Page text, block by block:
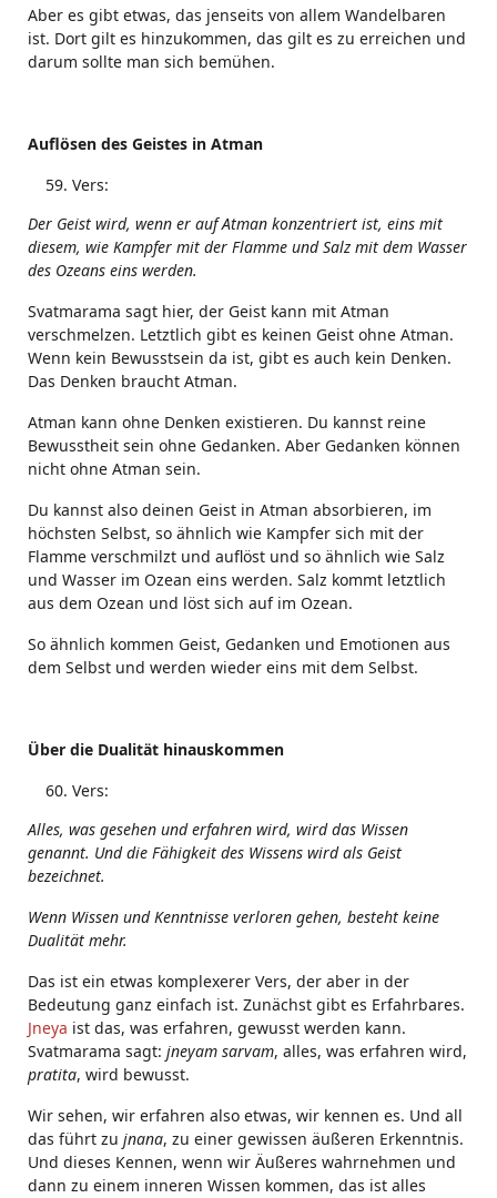
Aber es gibt etwas, das jenseits von allem Wandelbaren
ist. Dort gilt es hinzukommen, das gilt es zu erreichen und
darum sollte man sich bemühen.
Auflösen des Geistes in Atman
Vers:
Der Geist wird, wenn er auf Atman konzentriert ist, eins mit
diesem, wie Kampfer mit der Flamme und Salz mit dem Wasser
des Ozeans eins werden.
Svatmarama sagt hier, der Geist kann mit Atman
verschmelzen. Letztlich gibt es keinen Geist ohne Atman.
Wenn kein Bewusstsein da ist, gibt es auch kein Denken.
Das Denken braucht Atman.
Atman kann ohne Denken existieren. Du kannst reine
Bewusstheit sein ohne Gedanken. Aber Gedanken können
nicht ohne Atman sein.
Du kannst also deinen Geist in Atman absorbieren, im
höchsten Selbst, so ähnlich wie Kampfer sich mit der
Flamme verschmilzt und auflöst und so ähnlich wie Salz
und Wasser im Ozean eins werden. Salz kommt letztlich
aus dem Ozean und löst sich auf im Ozean.
So ähnlich kommen Geist, Gedanken und Emotionen aus
dem Selbst und werden wieder eins mit dem Selbst.
Über die Dualität hinauskommen
Vers:
Alles, was gesehen und erfahren wird, wird das Wissen
genannt. Und die Fähigkeit des Wissens wird als Geist
bezeichnet.
Wenn Wissen und Kenntnisse verloren gehen, besteht keine
Dualität mehr.
Das ist ein etwas komplexerer Vers, der aber in der
Bedeutung ganz einfach ist. Zunächst gibt es Erfahrbares.
Jneya ist das, was erfahren, gewusst werden kann.
Svatmarama sagt: jneyam sarvam, alles, was erfahren wird,
pratita, wird bewusst.
Wir sehen, wir erfahren also etwas, wir kennen es. Und all
das führt zu jnana, zu einer gewissen äußeren Erkenntnis.
Und dieses Kennen, wenn wir Äußeres wahrnehmen und
dann zu einem inneren Wissen kommen, das ist alles